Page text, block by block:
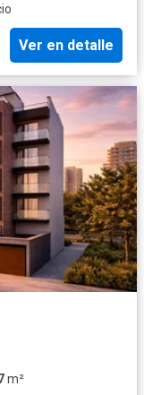
Ver en detalle
m²